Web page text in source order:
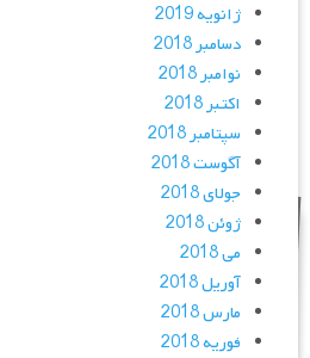
ژانویه 2019
دسامبر 2018
نوامبر 2018
اکتبر 2018
سپتامبر 2018
آگوست 2018
جولای 2018
ژوئن 2018
می 2018
آوریل 2018
مارس 2018
فوریه 2018